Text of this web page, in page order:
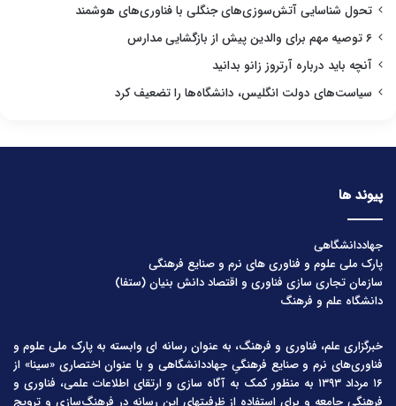
تحول شناسایی آتش‌سوزی‌های جنگلی با فناوری‌های هوشمند
۶ توصیه مهم برای والدین پیش از بازگشایی مدارس
آنچه باید درباره آرتروز زانو بدانید
سیاست‌های دولت انگلیس، دانشگاه‌ها را تضعیف کرد
پیوند ها
جهاددانشگاهی
پارک ملی علوم و فناوری های نرم و صنایع فرهنگی
سازمان تجاری سازی فناوری و اقتصاد دانش بنیان (ستفا)
دانشگاه علم و فرهنگ
خبرگزاری علم، فناوری و فرهنگ، به عنوان رسانه ای وابسته به پارک ملی علوم و
فناوری‌های نرم و صنایع فرهنگیِ جهاددانشگاهی و با عنوان اختصاری «سینا» از
۱۶ مرداد ۱۳۹۳ به منظور کمک به آگاه سازی و ارتقای اطلاعات علمی، فناوری و
فرهنگی جامعه و برای استفاده از ظرفیتهای این رسانه در فرهنگ‌سازی و ترویج